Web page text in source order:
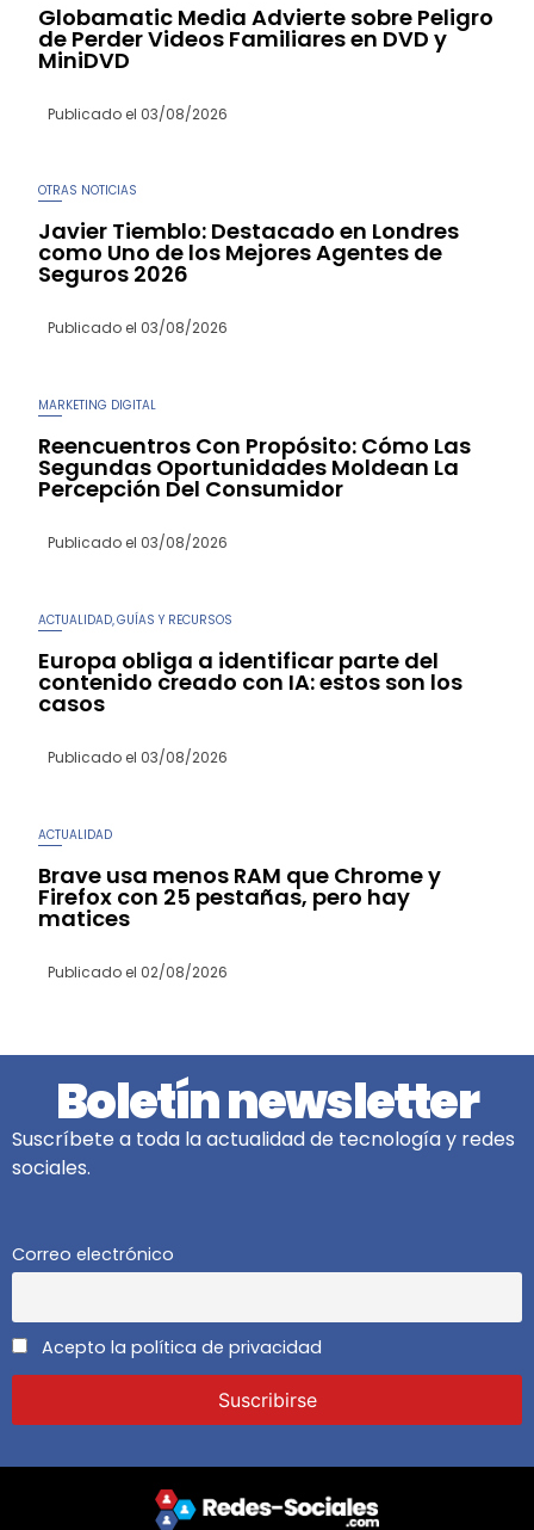
Globamatic Media Advierte sobre Peligro
de Perder Videos Familiares en DVD y
MiniDVD
Publicado el 03/08/2026
OTRAS NOTICIAS
Javier Tiemblo: Destacado en Londres
como Uno de los Mejores Agentes de
Seguros 2026
Publicado el 03/08/2026
MARKETING DIGITAL
Reencuentros Con Propósito: Cómo Las
Segundas Oportunidades Moldean La
Percepción Del Consumidor
Publicado el 03/08/2026
ACTUALIDAD ,GUÍAS Y RECURSOS
Europa obliga a identificar parte del
contenido creado con IA: estos son los
casos
Publicado el 03/08/2026
ACTUALIDAD
Brave usa menos RAM que Chrome y
Firefox con 25 pestañas, pero hay
matices
Publicado el 02/08/2026
Boletín newsletter
Suscríbete a toda la actualidad de tecnología y redes
sociales.
Correo electrónico
Acepto la política de privacidad